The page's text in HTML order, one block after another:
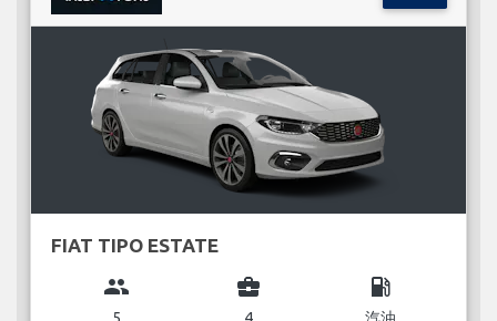
FIAT TIPO ESTATE
group
5
business_center
4
local_gas_station
汽油